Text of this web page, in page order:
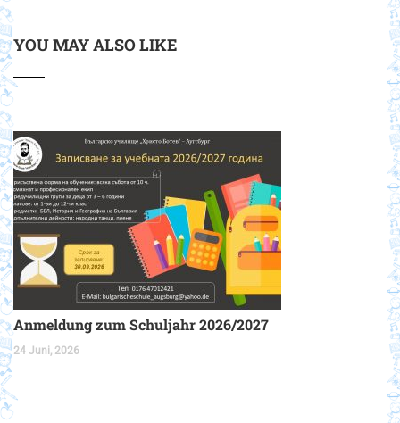
YOU MAY ALSO LIKE
Anmeldung zum Schuljahr 2026/2027
24 Juni, 2026